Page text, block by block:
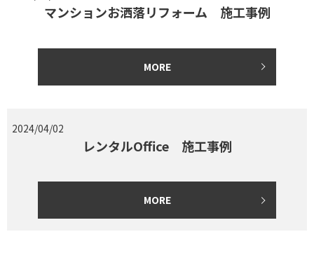
マンションお洒落リフォーム 施工事例
MORE
2024/04/02
レンタルOffice 施工事例
MORE